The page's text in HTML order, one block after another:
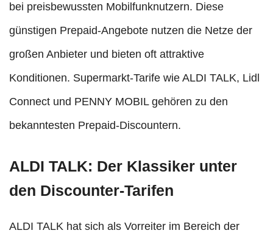
bei preisbewussten Mobilfunknutzern. Diese
günstigen Prepaid-Angebote nutzen die Netze der
großen Anbieter und bieten oft attraktive
Konditionen. Supermarkt-Tarife wie ALDI TALK, Lidl
Connect und PENNY MOBIL gehören zu den
bekanntesten Prepaid-Discountern.
ALDI TALK: Der Klassiker unter
den Discounter-Tarifen
ALDI TALK hat sich als Vorreiter im Bereich der